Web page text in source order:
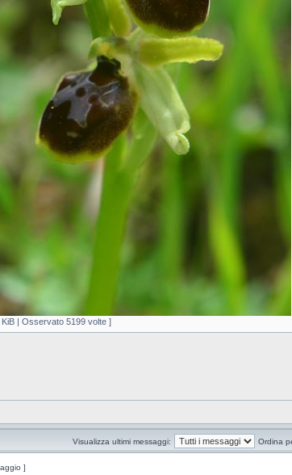
| Osservato 5199 volte ]
Visualizza ultimi messaggi: Ordina
]